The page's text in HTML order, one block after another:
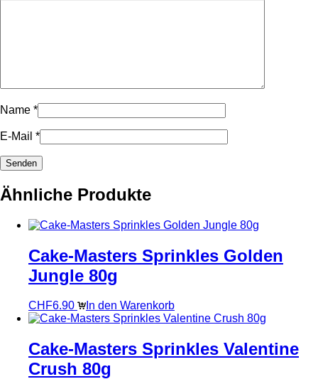
Name *
E-Mail *
Ähnliche Produkte
Cake-Masters Sprinkles Golden
Jungle 80g
CHF6.90 In den Warenkorb
Cake-Masters Sprinkles Valentine
Crush 80g